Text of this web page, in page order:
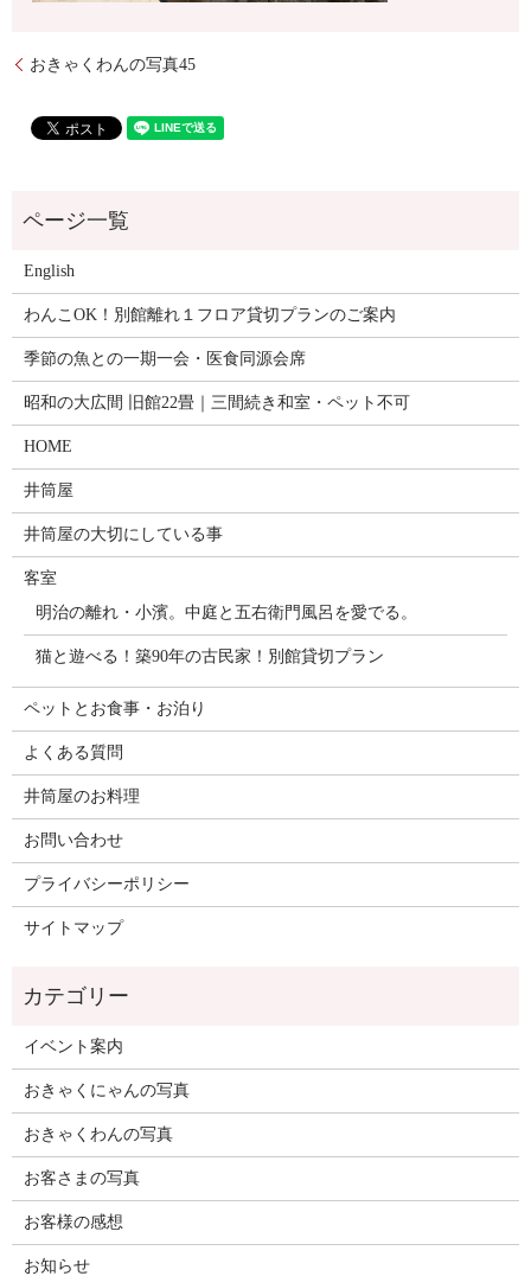
おきゃくわんの写真45
English
わんこOK！別館離れ１フロア貸切プランのご案内
季節の魚との一期一会・医食同源会席
昭和の大広間 旧館22畳｜三間続き和室・ペット不可
HOME
井筒屋
井筒屋の大切にしている事
客室
明治の離れ・小濱。中庭と五右衛門風呂を愛でる。
猫と遊べる！築90年の古民家！別館貸切プラン
ペットとお食事・お泊り
よくある質問
井筒屋のお料理
お問い合わせ
プライバシーポリシー
サイトマップ
イベント案内
おきゃくにゃんの写真
おきゃくわんの写真
お客さまの写真
お客様の感想
お知らせ